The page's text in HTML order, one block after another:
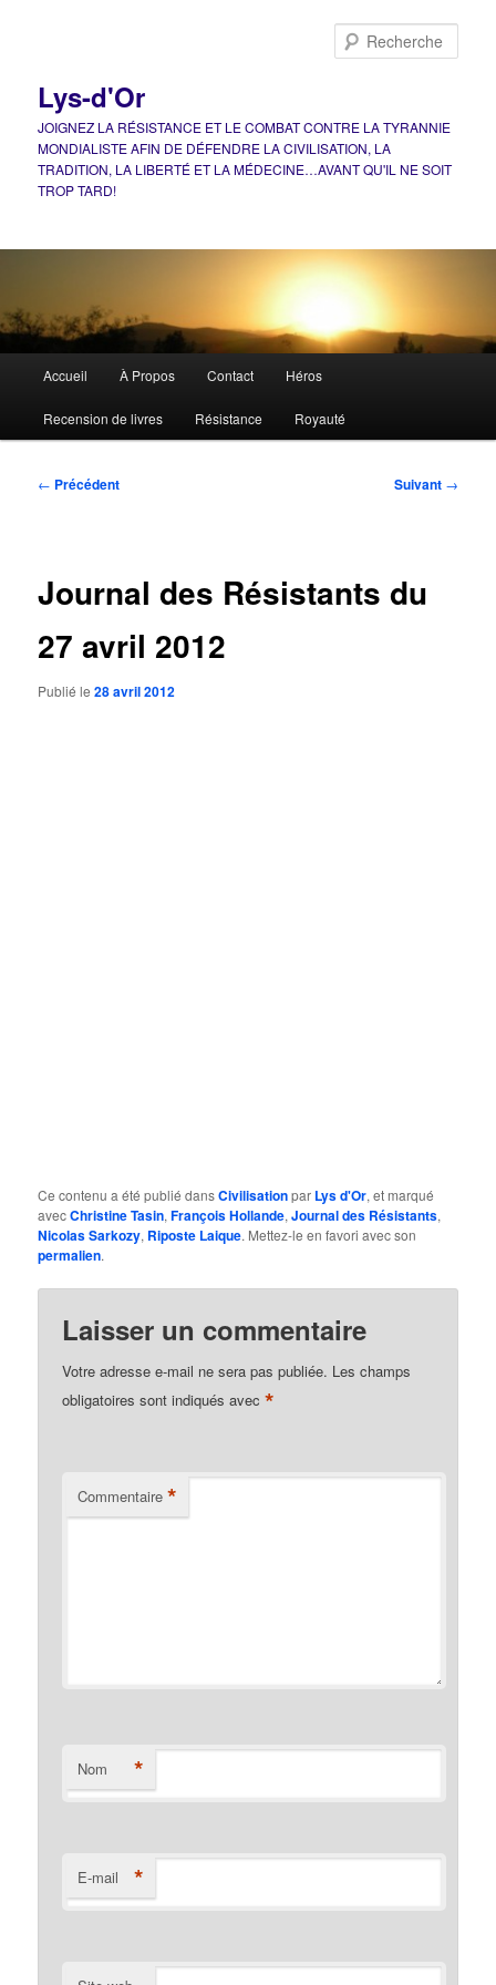
Lys-d'Or
JOIGNEZ LA RÉSISTANCE ET LE COMBAT CONTRE LA TYRANNIE
MONDIALISTE AFIN DE DÉFENDRE LA CIVILISATION, LA
TRADITION, LA LIBERTÉ ET LA MÉDECINE…AVANT QU'IL NE SOIT
TROP TARD!
principal
Accueil À Propos Contact Héros
Recension de livres Résistance Royauté
Navigation
← Précédent Suivant →
Journal des Résistants du
27 avril 2012
Publié le28 avril 2012
Ce contenu a été publié dansCivilisationpar Lys d'Or, et marqué
avecChristine Tasin,François Hollande,Journal des Résistants,
Nicolas Sarkozy, Riposte Laique. Mettez-le en favori avec son
permalien.
Laisser un commentaire
Votre adresse e-mail ne sera pas publiée. Les champs
obligatoires sont indiqués avec*
Commentaire *
Nom *
E-mail *